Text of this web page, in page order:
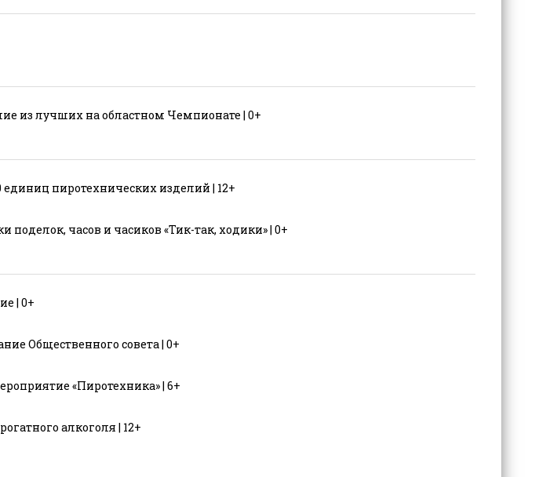
из лучших на областном Чемпионате | 0+
пиротехнических изделий | 12+
часов и часиков «Тик-так, ходики» | 0+
| 0+
Общественного совета | 0+
«Пиротехника» | 6+
алкоголя | 12+